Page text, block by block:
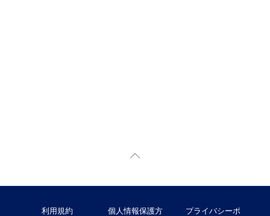
利用規約 個人情報保護方 プライバシーポ